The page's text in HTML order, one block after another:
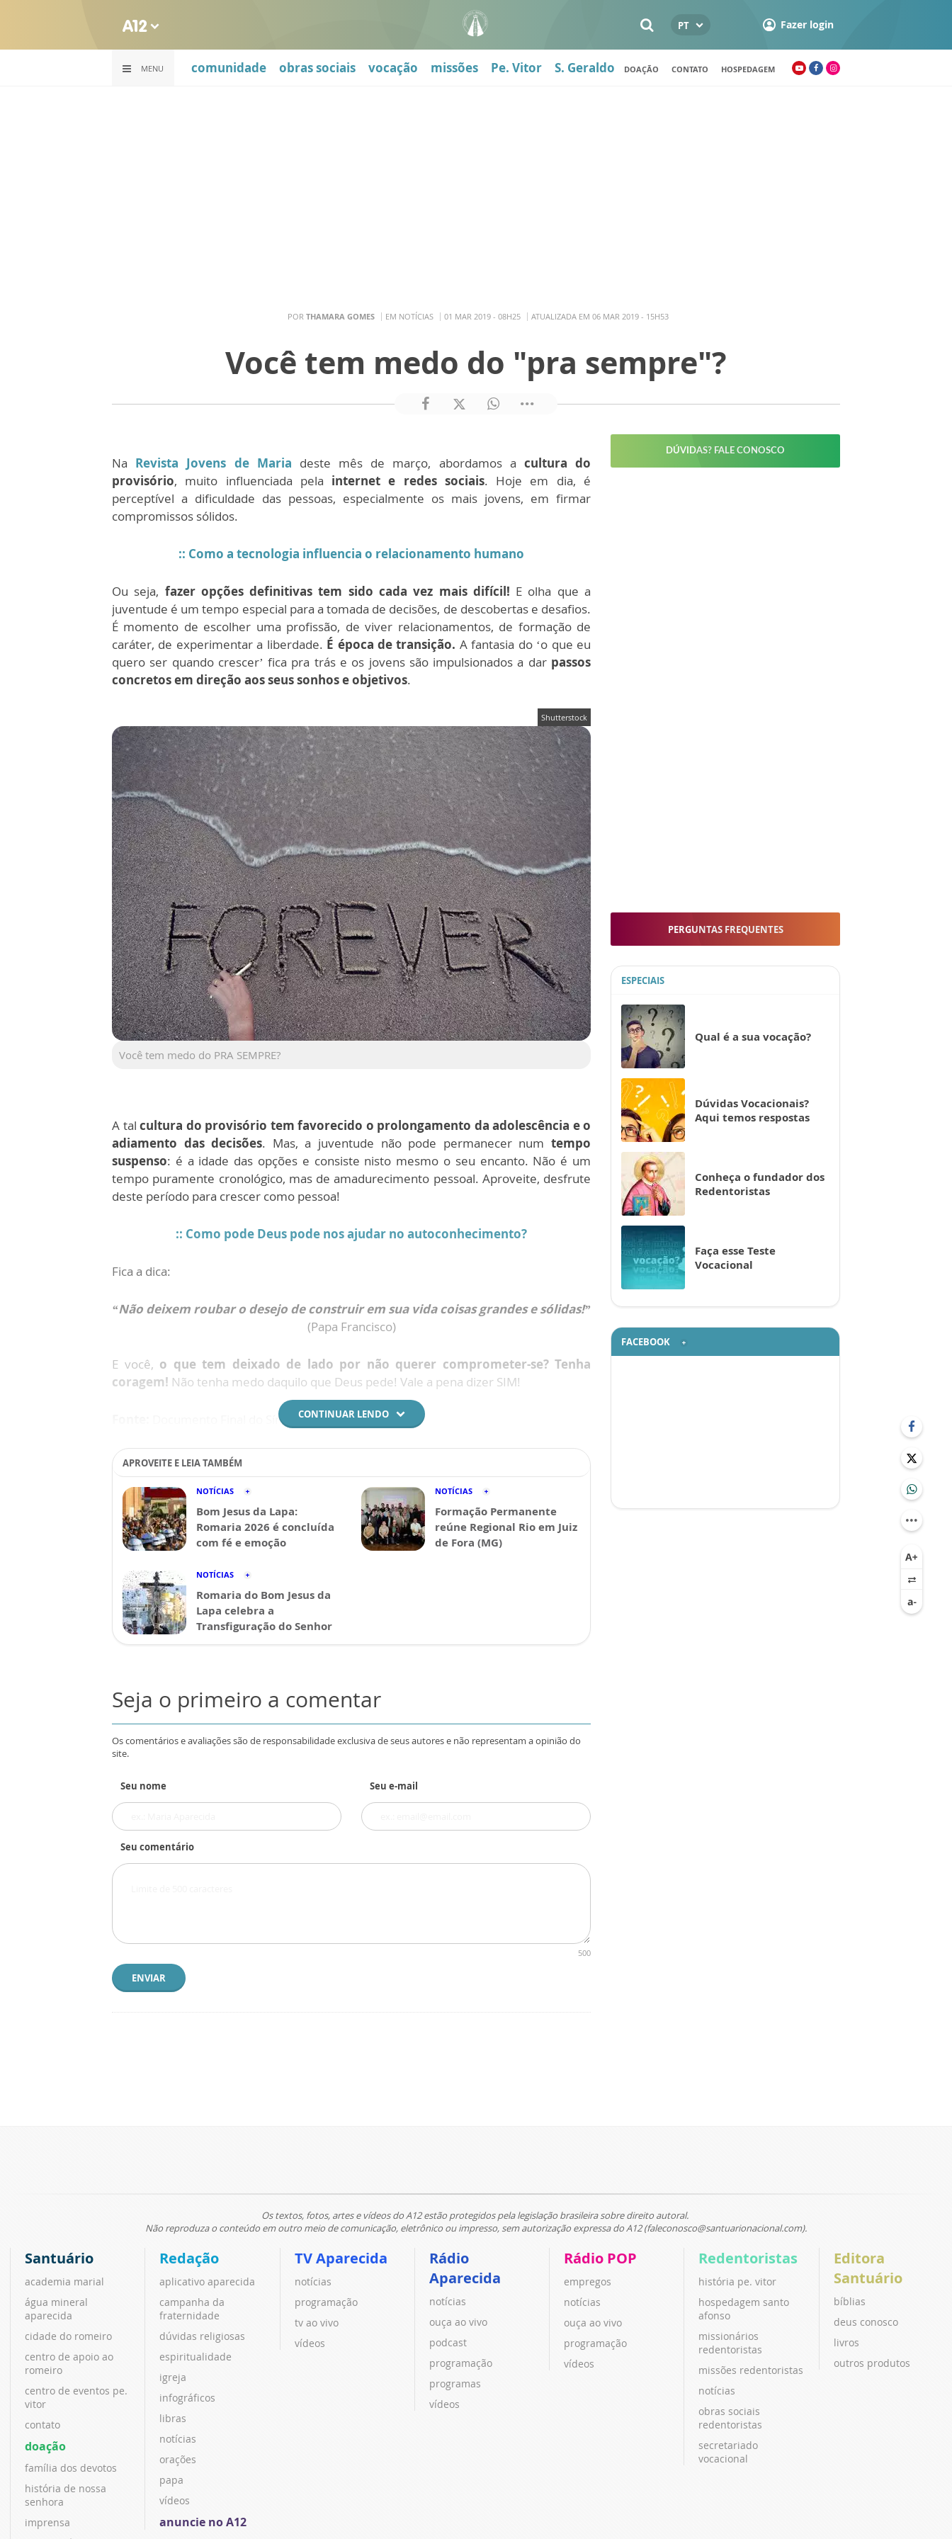
PT Fazer login
MENU comunidade obras sociais vocação missões Pe. Vitor S. Geraldo DOAÇÃO CONTATO HOSPEDAGEM
POR THAMARA GOMES EM NOTÍCIAS 01 MAR 2019 - 08H25 ATUALIZADA EM 06 MAR 2019 - 15H53
Você tem medo do "pra sempre"?
Na Revista Jovens de Maria deste mês de março, abordamos a cultura do
provisório, muito influenciada pela internet e redes sociais. Hoje em dia, é
perceptível a dificuldade das pessoas, especialmente os mais jovens, em firmar
compromissos sólidos.
:: Como a tecnologia influencia o relacionamento humano
Ou seja, fazer opções definitivas tem sido cada vez mais difícil! E olha que a
juventude é um tempo especial para a tomada de decisões, de descobertas e desafios.
É momento de escolher uma profissão, de viver relacionamentos, de formação de
caráter, de experimentar a liberdade. É época de transição. A fantasia do ‘o que eu
quero ser quando crescer’ fica pra trás e os jovens são impulsionados a dar passos
concretos em direção aos seus sonhos e objetivos.
Shutterstock
Você tem medo do PRA SEMPRE?
A tal cultura do provisório tem favorecido o prolongamento da adolescência e o
adiamento das decisões. Mas, a juventude não pode permanecer numtempo
suspenso: é a idade das opções e consiste nisto mesmo o seu encanto. Não é um
tempo puramente cronológico, mas de amadurecimento pessoal. Aproveite, desfrute
deste período para crescer como pessoa!
:: Como pode Deus pode nos ajudar no autoconhecimento?
Fica a dica:
“Não deixem roubar o desejo de construir em sua vida coisas grandes e sólidas!”
(Papa Francisco)
E você, o que tem deixado de lado por não querer comprometer-se? Tenha
coragem! Não tenha medo daquilo que Deus pede! Vale a pena dizer SIM!
Documento Final do Sínodo dos Bispos 2018
CONTINUAR LENDO
APROVEITE E LEIA TAMBÉM
NOTÍCIAS
Bom Jesus da Lapa:
Romaria 2026 é concluída
com fé e emoção
NOTÍCIAS
Formação Permanente
reúne Regional Rio em Juiz
de Fora (MG)
NOTÍCIAS
Romaria do Bom Jesus da
Lapa celebra a
Transfiguração do Senhor
Seja o primeiro a comentar
Os comentários e avaliações são de responsabilidade exclusiva de seus autores e não representam a opinião do
site.
Seu nome Seu e-mail
Seu comentário
500
ENVIAR
DÚVIDAS? FALE CONOSCO
PERGUNTAS FREQUENTES
ESPECIAIS
Qual é a sua vocação?
Dúvidas Vocacionais?
Aqui temos respostas
Conheça o fundador dos
Redentoristas
Faça esse Teste
Vocacional
FACEBOOK
Os textos, fotos, artes e vídeos do A12 estão protegidos pela legislação brasileira sobre direito autoral.
Não reproduza o conteúdo em outro meio de comunicação, eletrônico ou impresso, sem autorização expressa do A12 (faleconosco@santuarionacional.com).
Santuário
academia marial
água mineral
aparecida
cidade do romeiro
centro de apoio ao
romeiro
centro de eventos pe.
vitor
contato
doação
família dos devotos
história de nossa
senhora
imprensa
Redação
aplicativo aparecida
campanha da
fraternidade
dúvidas religiosas
espiritualidade
igreja
infográficos
libras
notícias
orações
papa
vídeos
anuncie no A12
TV Aparecida
notícias
programação
tv ao vivo
vídeos
Rádio
Aparecida
notícias
ouça ao vivo
podcast
programação
programas
vídeos
Rádio POP
empregos
notícias
ouça ao vivo
programação
vídeos
Redentoristas
história pe. vitor
hospedagem santo
afonso
missionários
redentoristas
missões redentoristas
notícias
obras sociais
redentoristas
secretariado
vocacional
Editora
Santuário
bíblias
deus conosco
livros
outros produtos